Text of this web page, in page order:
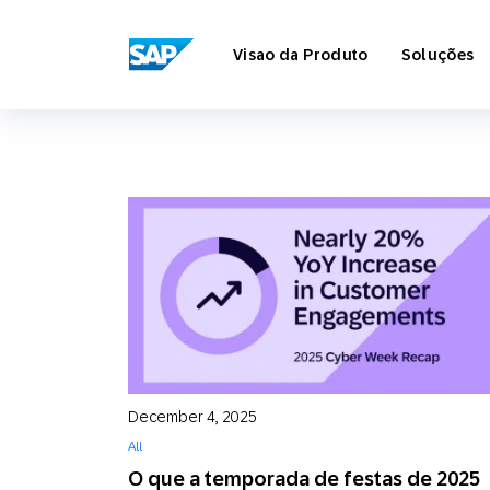
SAP ENGAGEMENT CLOUD
Visao da Produto
Marketing
E-mail
Soluções
Varejo
Viagem e
Sobre a
Carrers
Diretório
O que a temporada de festas de 2025
December 4, 2025
All